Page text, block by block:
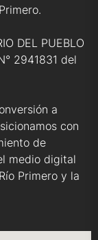
DEL PUEBLO
2941831 del
a
con
de
medio digital
Primero y la